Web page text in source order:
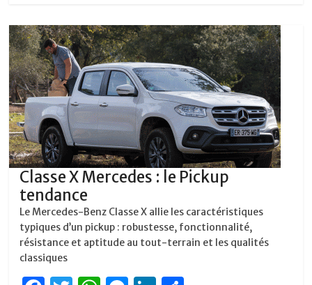
b
o
o
k
r
A
p
p
n
g
er
dI
n
er
Classe X Mercedes : le Pickup
tendance
Le Mercedes-Benz Classe X allie les caractéristiques
typiques d’un pickup : robustesse, fonctionnalité,
résistance et aptitude au tout-terrain et les qualités
classiques